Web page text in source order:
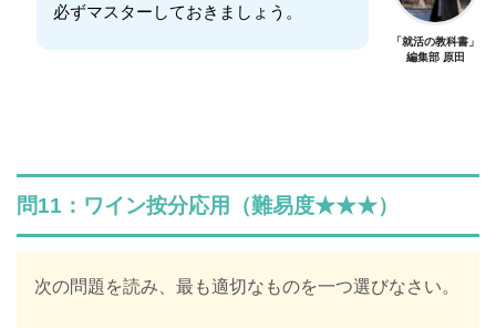
解説はLINE登録で確認できます
＼ 無料・1分で登録完了！ ／
限定キーワードを受け取る
必ずマスターしておきましょう。
「就活の教科書」
編集部 原田
問11：ワイン按分応用（難易度★★★）
次の問題を読み、最も適切なものを一つ選びなさい。